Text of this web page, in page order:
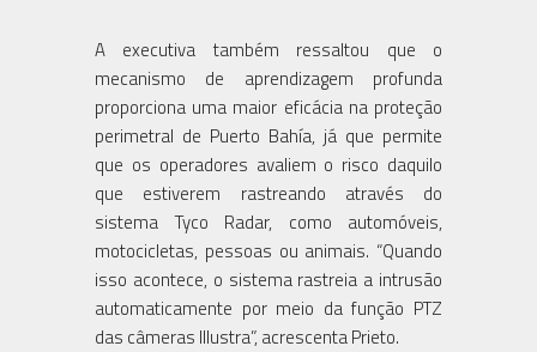
A executiva também ressaltou que o
mecanismo de aprendizagem profunda
proporciona uma maior eficácia na proteção
perimetral de Puerto Bahía, já que permite
que os operadores avaliem o risco daquilo
que estiverem rastreando através do
sistema Tyco Radar, como automóveis,
motocicletas, pessoas ou animais. “Quando
isso acontece, o sistema rastreia a intrusão
automaticamente por meio da função PTZ
das câmeras Illustra”, acrescenta Prieto.